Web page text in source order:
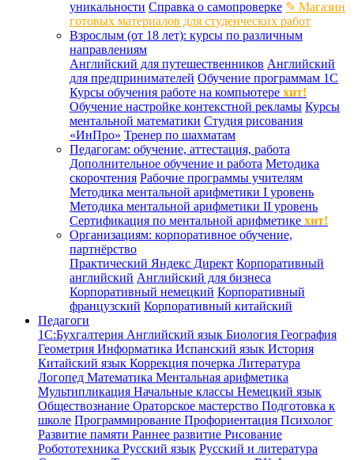
уникальности Справка о самопроверке ✎ Магазин
готовых материалов для студенческих работ
Взрослым (от 18 лет): курсы по различным
направлениям
Английский для путешественников Английский
для предпринимателей Обучение программам 1С
Курсы обучения работе на компьютере хит!
Обучение настройке контекстной рекламы Курсы
ментальной математики Студия рисования
«ИнПро» Тренер по шахматам
Педагогам: обучение, аттестация, работа
Дополнительное обучение и работа Методика
скорочтения Рабочие программы учителям
Методика ментальной арифметики I уровень
Методика ментальной арифметики II уровень
Сертификация по ментальной арифметике хит!
Организациям: корпоративное обучение,
партнёрство
Практический Яндекс Директ Корпоративный
английский Английский для бизнеса
Корпоративный немецкий Корпоративный
французский Корпоративный китайский
Педагоги
1С:Бухгалтерия Английский язык Биология География
Геометрия Информатика Испанский язык История
Китайский язык Коррекция почерка Литература
Логопед Математика Ментальная арифметика
Мультипликация Начальные классы Немецкий язык
Обществознание Ораторское мастерство Подготовка к
школе Программирование Профориентация Психолог
Развитие памяти Раннее развитие Рисование
Робототехника Русский язык Русский и литература